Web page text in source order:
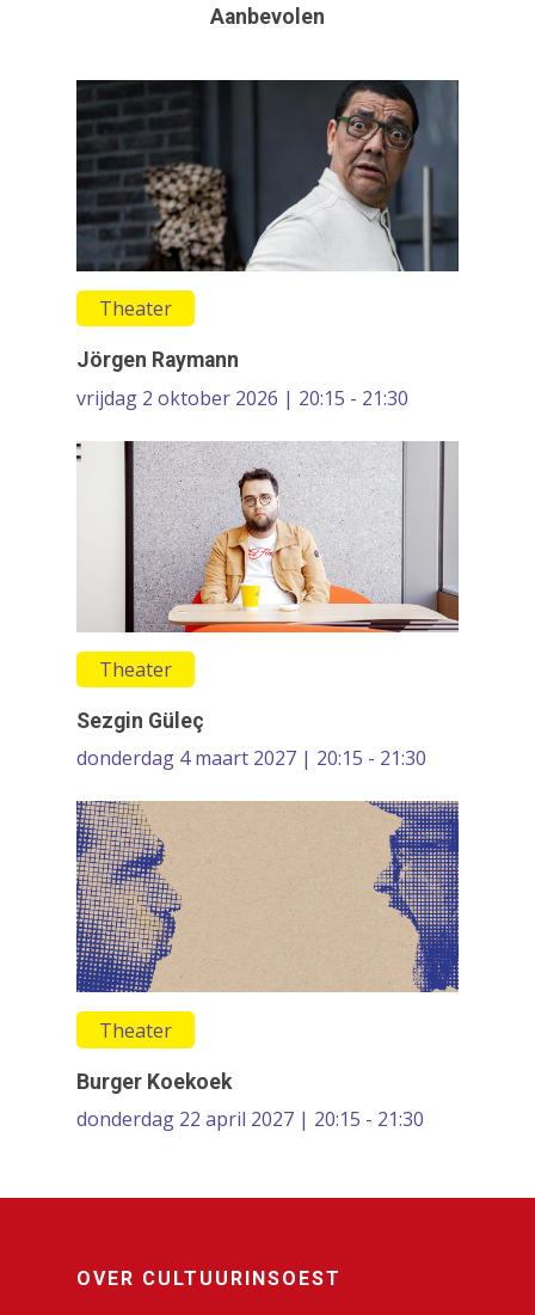
Aanbevolen
Theater
Jörgen Raymann
vrijdag 2 oktober 2026 | 20:15 - 21:30
Theater
Sezgin Güleç
donderdag 4 maart 2027 | 20:15 - 21:30
Theater
Burger Koekoek
donderdag 22 april 2027 | 20:15 - 21:30
OVER CULTUURINSOEST
On the Move
Cultureel erfgoed
Dans
Festivals &
Film & Podia
Galerie
Muziek
Theater
VolksUniversiteit
Contact